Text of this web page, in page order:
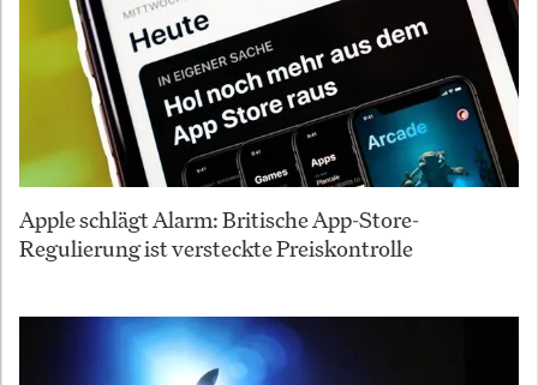
Apple schlägt Alarm: Britische App-Store-
Regulierung ist versteckte Preiskontrolle